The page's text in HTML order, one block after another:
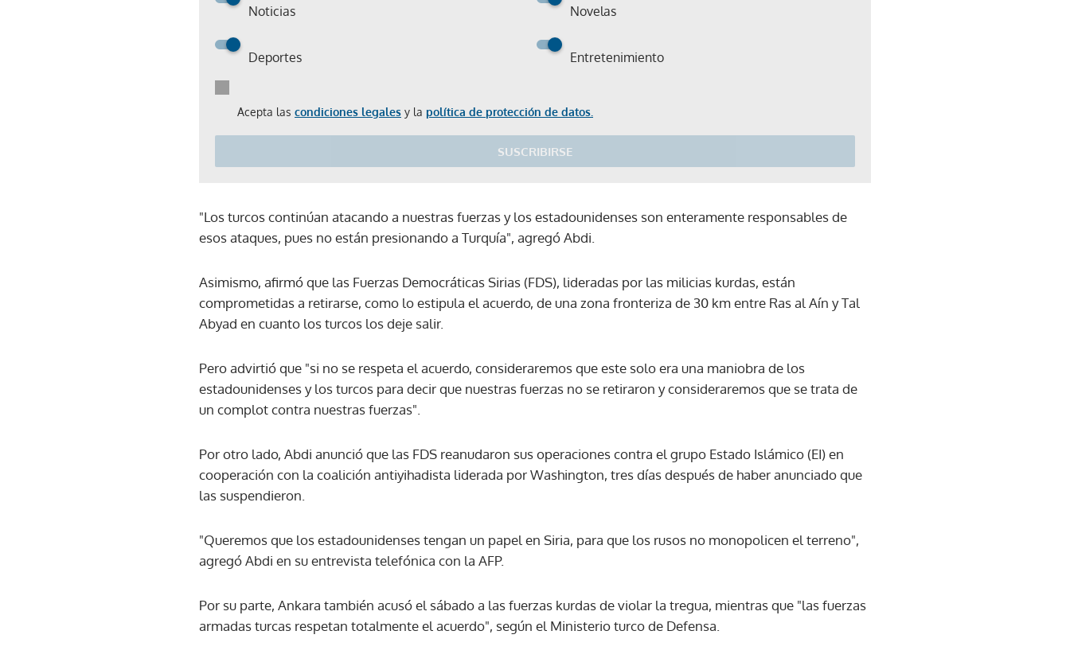
Noticias Novelas
Deportes Entretenimiento
Acepta las condiciones legales y la política de protección de datos.
SUSCRIBIRSE
ACEPTAR
"Los turcos continúan atacando a nuestras fuerzas y los estadounidenses son enteramente responsables de
esos ataques, pues no están presionando a Turquía", agregó Abdi.
Asimismo, afirmó que las Fuerzas Democráticas Sirias (FDS), lideradas por las milicias kurdas, están
comprometidas a retirarse, como lo estipula el acuerdo, de una zona fronteriza de 30 km entre Ras al Aín y Tal
Abyad en cuanto los turcos los deje salir.
Pero advirtió que "si no se respeta el acuerdo, consideraremos que este solo era una maniobra de los
estadounidenses y los turcos para decir que nuestras fuerzas no se retiraron y consideraremos que se trata de
un complot contra nuestras fuerzas".
Por otro lado, Abdi anunció que las FDS reanudaron sus operaciones contra el grupo Estado Islámico (EI) en
cooperación con la coalición antiyihadista liderada por Washington, tres días después de haber anunciado que
las suspendieron.
"Queremos que los estadounidenses tengan un papel en Siria, para que los rusos no monopolicen el terreno",
agregó Abdi en su entrevista telefónica con la AFP.
Por su parte, Ankara también acusó el sábado a las fuerzas kurdas de violar la tregua, mientras que "las fuerzas
armadas turcas respetan totalmente el acuerdo", según el Ministerio turco de Defensa.